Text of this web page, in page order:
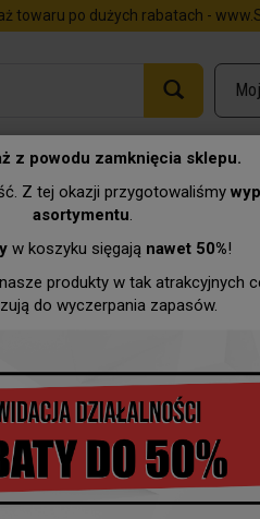
z powodu zamknięcia sklepu.
Z tej okazji przygotowaliśmy
asortymentu.
w koszyku sięgają nawet 50%!
produkty w tak atrakcyjnych
do wyczerpania zapasów.
towaru po dużych rabatach -
- Kobieta raki..
Zawody